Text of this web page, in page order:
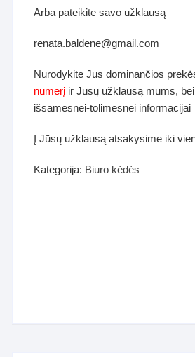
Arba pateikite savo užklausą
renata.baldene@gmail.com
Nurodykite Jus dominančios
numerį ir Jūsų užklausą mums,
išsamesnei-tolimesnei informacijai
Į Jūsų užklausą atsakysime iki
Kategorija: Biuro kėdės